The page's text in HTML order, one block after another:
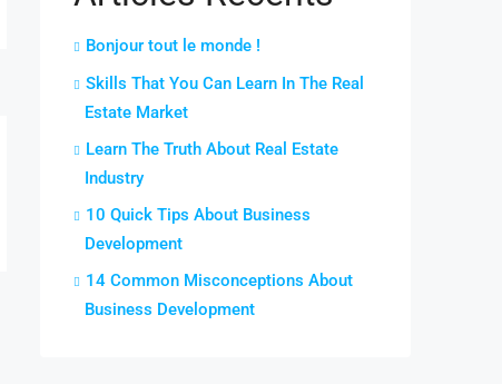
Bonjour tout le monde !
Skills That You Can Learn In The Real
Estate Market
Learn The Truth About Real Estate
Industry
10 Quick Tips About Business
Development
14 Common Misconceptions About
Business Development